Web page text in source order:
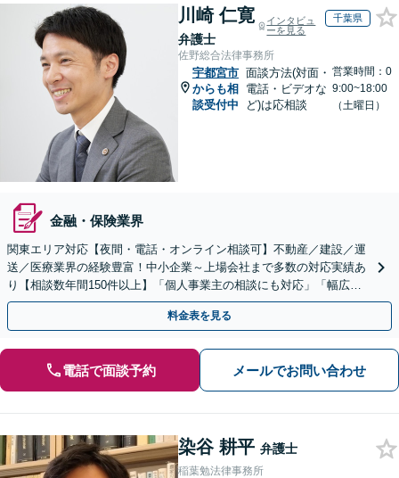
川崎 仁寛
弁護士
インタビュ
ーを見る
千葉県
佐野総合法律事務所
宇都宮市
からも相
談受付中
面談方法(対面・
電話・ビデオな
ど)は応相談
営業時間：0
9:00~18:00
（土曜日）
金融・保険業界
関東エリア対応【夜間・電話・オンライン相談可】不動産／建設／運
送／医療業界の経験豊富！中小企業～上場会社まで多数の対応実績あ
り【相談数年間150件以上】「個人事業主の相談にも対応」「幅広い
顧問プランをご用意／従業員・ご家族様の無料相談あり」
料金表を見る
電話で面談予約 メールでお問い合わせ
染谷 耕平 弁護士
稲葉勉法律事務所